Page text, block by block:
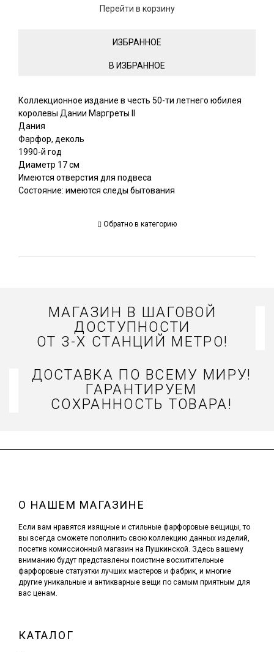
Перейти в корзину
ИЗБРАННОЕ
Коллекционное издание в честь 50-ти летнего юбилея
королевы Дании Маргреты II
Дания
Фарфор, деколь
1990-й год
Диаметр 17 см
Имеются отверстия для подвеса
Состояние: имеются следы бытования
Обратно в категорию
МАГАЗИН В ШАГОВОЙ
ДОСТУПНОСТИ
ОТ 3-Х СТАНЦИЙ МЕТРО!
ДОСТАВКА ПО ВСЕМУ МИРУ!
ГАРАНТИРУЕМ
СОХРАННОСТЬ ТОВАРА!
О НАШЕМ МАГАЗИНЕ
Если вам нравятся изящные и стильные фарфоровые вещицы, то
вы всегда сможете пополнить свою коллекцию данных изделий,
посетив комиссионный магазин на Пушкинской. Здесь вашему
вниманию будут представлены поистине восхитительные
фарфоровые статуэтки лучших мастеров и фабрик, и многие
другие уникальные и антикварные вещи по самым приятным для
вас ценам.
КАТАЛОГ